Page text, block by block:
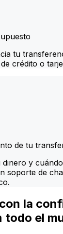
tu
crédito o
de tu
dinero y
soporte de
la
todo el